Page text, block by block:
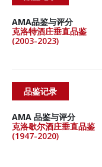
AMA品鉴与评分
克洛特酒庄垂直品鉴
(2003-2023)
AMA 品鉴与评分
克洛歇尔酒庄垂直品鉴
(1947-2020)
品鉴记录